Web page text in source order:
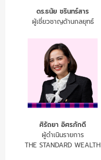
ดร.ธนัย ชรินทร์สาร
ผู้เชี่ยวชาญด้านกลยุทธ์
ศิรัถยา อิศรภักดี
ผู้ดำเนินรายการ
THE STANDARD WEALTH